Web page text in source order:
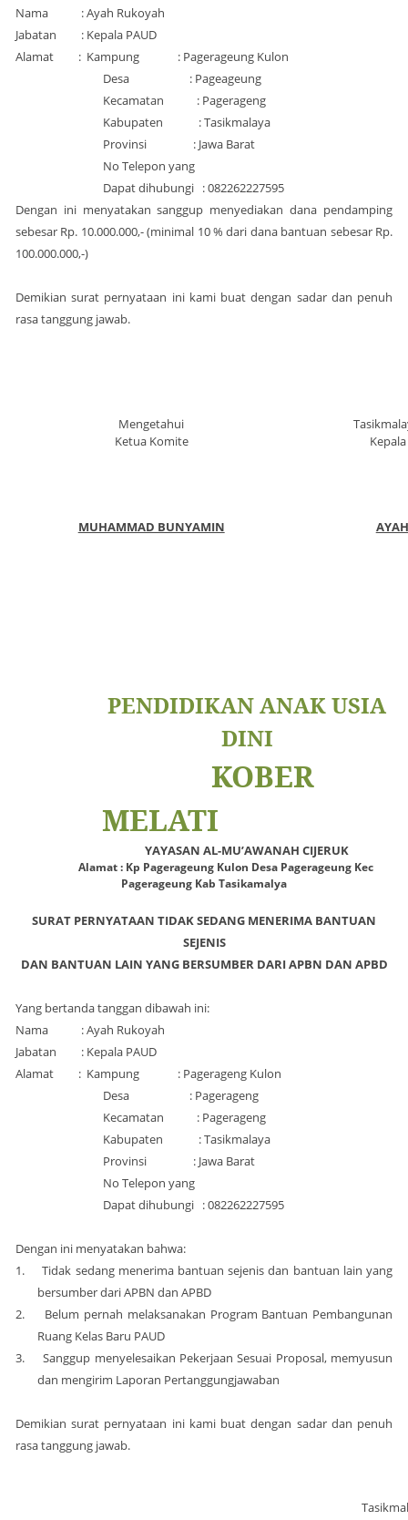
Nama : Ayah Rukoyah
Jabatan : Kepala PAUD
Alamat : Kampung : Pagerageung Kulon
Desa : Pageageung
Kecamatan : Pagerageng
Kabupaten : Tasikmalaya
Provinsi : Jawa Barat
No Telepon yang
Dapat dihubungi : 082262227595
Dengan ini menyatakan sanggup menyediakan dana pendamping
sebesar Rp. 10.000.000,- (minimal 10 % dari dana bantuan sebesar Rp.
100.000.000,-)
Demikiansurat pernyataan ini kami buat dengan sadar dan penuh
rasa tanggung jawab.
Mengetahui
Ketua Komite
MUHAMMAD BUNYAMIN
PENDIDIKAN ANAK USIA
DINI
KOBER
MELATI
YAYASAN AL-MU’AWANAH CIJERUK
Alamat : Kp Pagerageung Kulon Desa Pagerageung Kec
Pagerageung Kab Tasikamalya
SURAT PERNYATAAN TIDAK SEDANG MENERIMA BANTUAN
SEJENIS
DAN BANTUAN LAIN YANG BERSUMBER DARI APBN DAN APBD
Yang bertanda tanggan dibawah ini:
Nama : Ayah Rukoyah
Jabatan : Kepala PAUD
Alamat : Kampung : Pagerageng Kulon
Desa : Pagerageng
Kecamatan : Pagerageng
Kabupaten : Tasikmalaya
Provinsi : Jawa Barat
No Telepon yang
Dapat dihubungi : 082262227595
Dengan ini menyatakan bahwa:
1.
Tidak sedang menerima bantuan sejenis dan bantuan lain yang
bersumber dari APBN dan APBD
2.
Belum pernah melaksanakan Program Bantuan Pembangunan
Ruang Kelas Baru PAUD
3.
Sanggup menyelesaikan Pekerjaan Sesuai Proposal, memyusun
dan mengirim Laporan Pertanggungjawaban
Demikiansurat pernyataan ini kami buat dengan sadar dan penuh
rasa tanggung jawab.